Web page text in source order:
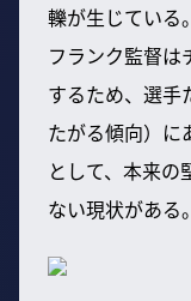
轢が生じている。
フランク監督は
するため、選手
たがる傾向）に
として、本来
ない現状がある。